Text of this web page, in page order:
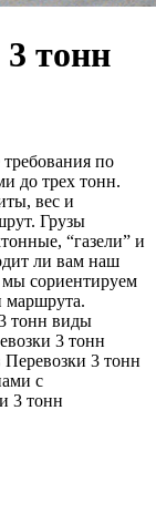
тонн
по
до трех тонн.
вес и
Грузы
“газели” и
ли вам наш
мы сориентируем
маршрута.
тонн виды
3 тонн
3 тонн
с
3 тонн